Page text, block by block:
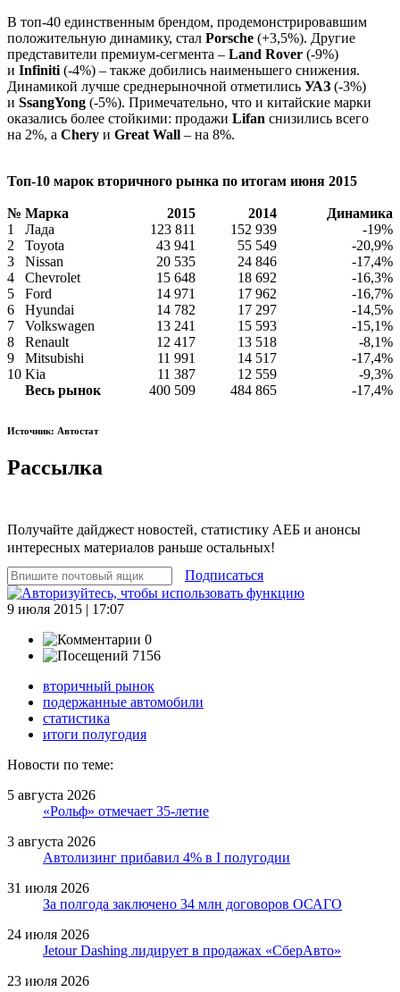
В топ-40 единственным брендом, продемонстрировавшим
положительную динамику, стал Porsche (+3,5%). Другие
представители премиум-сегмента – Land Rover (-9%)
и Infiniti (-4%) – также добились наименьшего снижения.
Динамикой лучше среднерыночной отметились УАЗ (-3%)
и SsangYong (-5%). Примечательно, что и китайские марки
оказались более стойкими: продажи Lifan снизились всего
на 2%, а Chery и Great Wall – на 8%.
Топ-10 марок вторичного рынка по итогам июня 2015
№ Марка 2015 2014
Динамика
1
Лада 123 811 152 939
-19%
2
Toyota 43 941 55 549
-20,9%
3
Nissan 20 535 24 846
-17,4%
4
Chevrolet 15 648 18 692
-16,3%
5
Ford 14 971 17 962
-16,7%
6
Hyundai 14 782 17 297
-14,5%
7
Volkswagen 13 241 15 593
-15,1%
8
Renault 12 417 13 518
-8,1%
9
Mitsubishi 11 991 14 517
-17,4%
10 Kia 11 387 12 559
-9,3%
Весь рынок
400 509 484 865 -17,4%
Источник: Автостат
Рассылка
Получайте дайджест новостей, статистику АЕБ и анонсы
интересных материалов раньше остальных!
Подписаться
9 июля 2015 | 17:07
0
7156
вторичный рынок
подержанные автомобили
статистика
итоги полугодия
Новости по теме:
5 августа 2026
«Рольф» отмечает 35-летие
3 августа 2026
Автолизинг прибавил 4% в I полугодии
31 июля 2026
За полгода заключено 34 млн договоров ОСАГО
24 июля 2026
Jetour Dashing лидирует в продажах «СберАвто»
23 июля 2026